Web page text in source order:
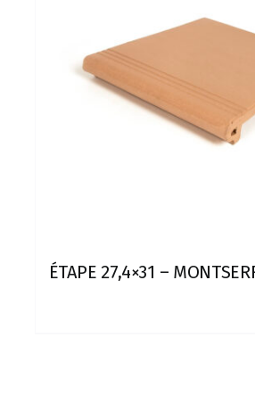
ÉTAPE 27,4×31 –